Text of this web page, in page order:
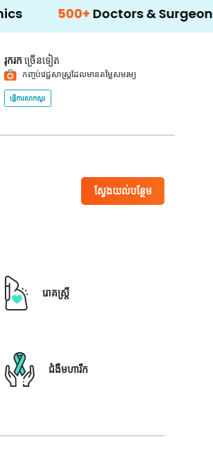
Doctors & Surgeons 14+
រុករក ច្រើនទៀត
កញ្ចប់វេជ្ជសាស្ត្រដែលមានតម្លៃសមរម្យ
ផ្ញើការសាកសួរ
ស្វែងយល់បន្ថែម
រោគស្ត្រី
ជំងឺមហារីក